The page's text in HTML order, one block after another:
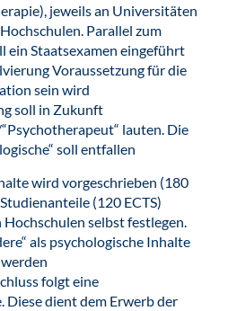
jeweils an Universitäten
Parallel zum
ein Staatsexamen eingeführt
Voraussetzung für die
sein wird
soll in Zukunft
lauten. Die
soll entfallen
wird vorgeschrieben (180
(120 ECTS)
selbst festlegen.
als psychologische Inhalte
folgt eine
Diese dient dem Erwerb der